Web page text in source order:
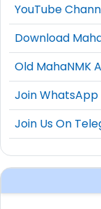
YouTube
Download
Old MahaNMK
Join
Join Us On